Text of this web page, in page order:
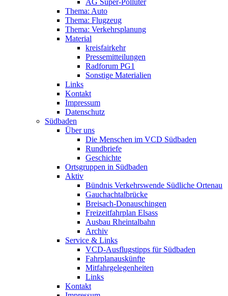
AG Super-Polluter
Thema: Auto
Thema: Flugzeug
Thema: Verkehrsplanung
Material
kreisfairkehr
Pressemitteilungen
Radforum PG1
Sonstige Materialien
Links
Kontakt
Impressum
Datenschutz
Südbaden
Über uns
Die Menschen im VCD Südbaden
Rundbriefe
Geschichte
Ortsgruppen in Südbaden
Aktiv
Bündnis Verkehrswende Südliche Ortenau
Gauchachtalbrücke
Breisach-Donauschingen
Freizeitfahrplan Elsass
Ausbau Rheintalbahn
Archiv
Service & Links
VCD-Ausflugstipps für Südbaden
Fahrplanauskünfte
Mitfahrgelegenheiten
Links
Kontakt